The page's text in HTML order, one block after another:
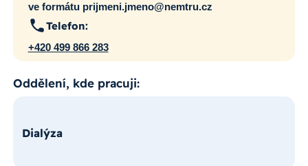
ve formátu prijmeni.jmeno@nemtru.cz
Telefon:
+420 499 866 283
Oddělení, kde pracuji:
Dialýza